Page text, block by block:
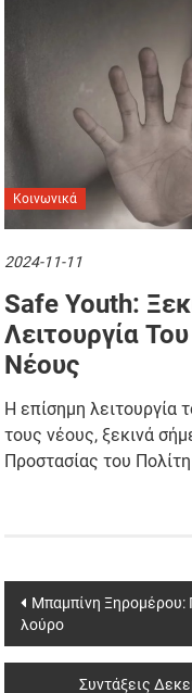
Κοινωνικά
2024-11-11
Safe Youth:
Λειτουργία
Νέους
Η επίσημη λειτουργία
τους νέους, ξεκινά
Προστασίας του
Post
navigation
Μπαμπίνη Ξηρομέρου:
λούρο
Συντάξεις